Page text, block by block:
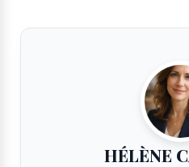
HÉLÈNE